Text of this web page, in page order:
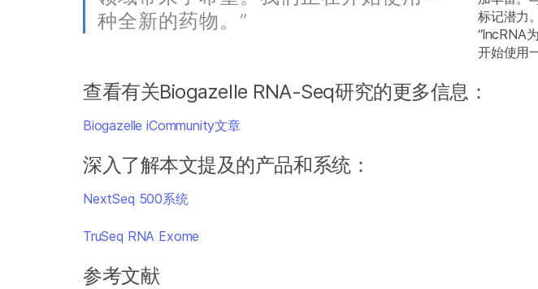
种全新的药物。”
标记潜力
“lncRNA
开始使用
查看有关Biogazelle RNA-Seq研究的更多信息：
Biogazelle iCommunity文章
深入了解本文提及的产品和系统：
NextSeq 500系统
TruSeq RNA Exome
参考文献